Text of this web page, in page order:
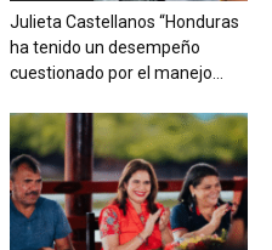
Julieta Castellanos “Honduras
ha tenido un desempeño
cuestionado por el manejo...